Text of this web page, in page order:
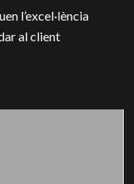
l’excel·lència
al client